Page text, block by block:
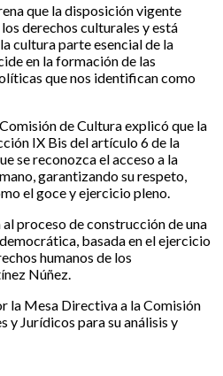
que la disposición vigente
derechos culturales y está
cultura parte esencial de la
en la formación de las
que nos identifican como
de Cultura explicó que la
IX Bis del artículo 6 de la
se reconozca el acceso a la
garantizando su respeto,
el goce y ejercicio pleno.
proceso de construcción de una
basada en el ejercicio
humanos de los
Núñez.
la Mesa Directiva a la Comisión
y Jurídicos para su análisis y